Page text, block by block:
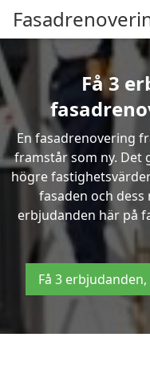
Få 3
En fasadrenovering
framstår som ny. Det
högre
fasaden och dess
erbjudanden här på
Få 3